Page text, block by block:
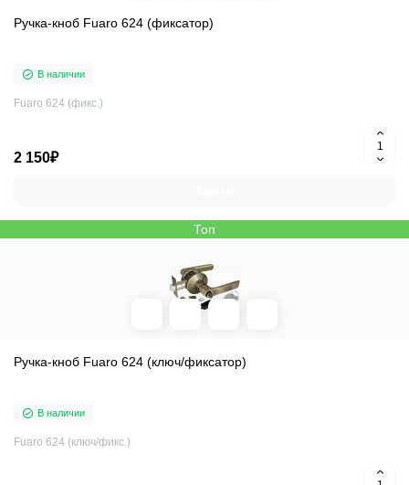
Ручка-кноб Fuaro 624 (фиксатор)
В наличии
Fuaro 624 (фикс.)
2 150₽
Топ
Ручка-кноб Fuaro 624 (ключ/фиксатор)
В наличии
Fuaro 624 (ключ/фикс.)